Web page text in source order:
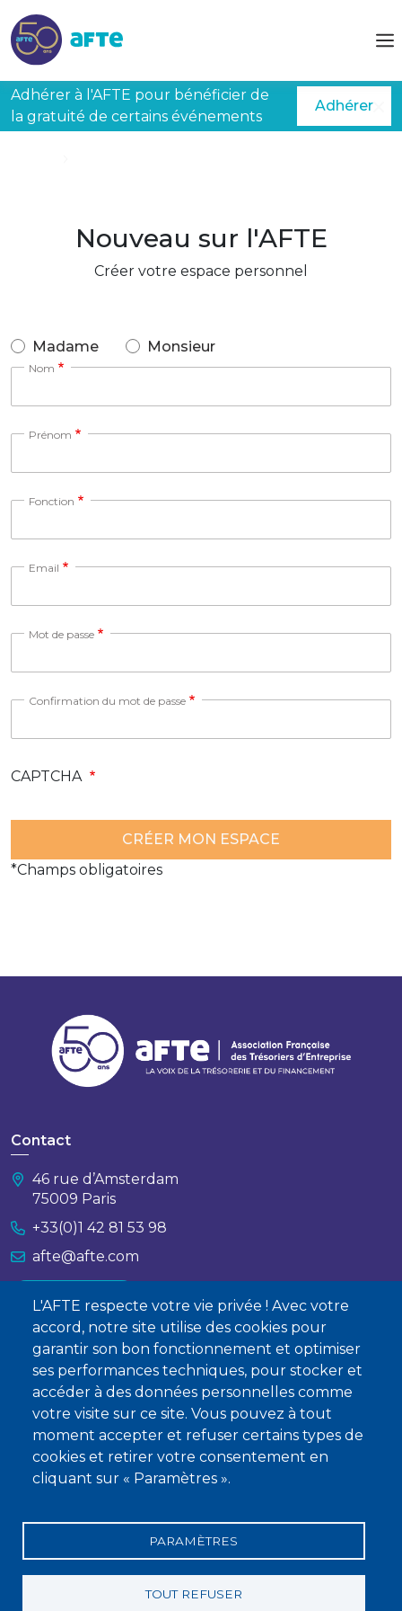
L'AFTE respecte votre vie privée ! Avec votre
accord, notre site utilise des cookies pour
garantir son bon fonctionnement et optimiser
ses performances techniques, pour stocker et
accéder à des données personnelles comme
votre visite sur ce site. Vous pouvez à tout
moment accepter et refuser certains types de
cookies et retirer votre consentement en
cliquant sur « Paramètres ».
PARAMÈTRES
TOUT REFUSER
Adhérer à l'AFTE pour bénéficier de
la gratuité de certains événements
Adhérer
Nouveau sur l'AFTE
Créer votre espace personnel
Madame Monsieur
Nom
Prénom
Fonction
Email
Mot de passe
Confirmation du mot de passe
CAPTCHA
*Champs obligatoires
Contact
46 rue d’Amsterdam
75009 Paris
+33(0)1 42 81 53 98
afte@afte.com
À propos
Qui sommes-nous ?
Devenir membre
Conditions générales de vente